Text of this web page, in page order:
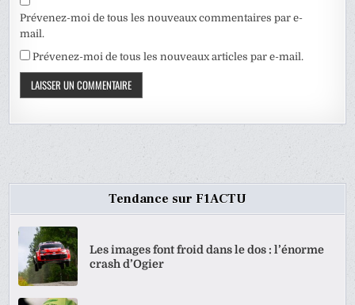
Prévenez-moi de tous les nouveaux commentaires par e-
mail.
Prévenez-moi de tous les nouveaux articles par e-mail.
Tendance sur F1ACTU
Les images font froid dans le dos : l’énorme
crash d’Ogier